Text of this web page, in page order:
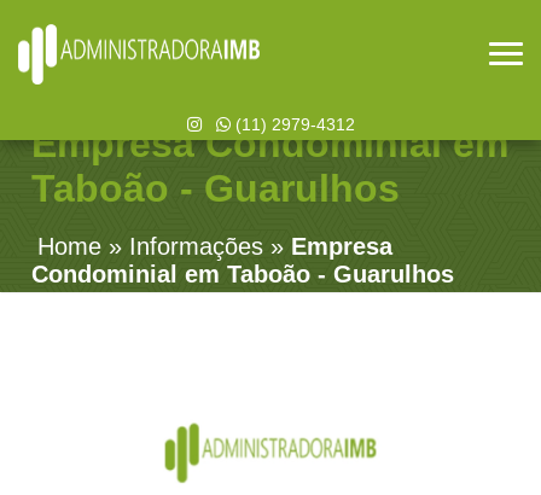
(11) 2979-4312
Empresa Condominial em
Taboão - Guarulhos
Home » Informações » Empresa
Condominial em Taboão - Guarulhos